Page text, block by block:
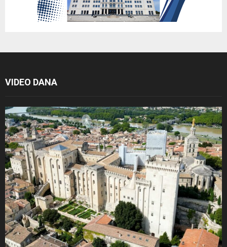
VIDEO DANA